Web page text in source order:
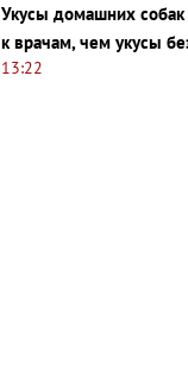
Укусы домашних
к врачам, чем укусы
13:22